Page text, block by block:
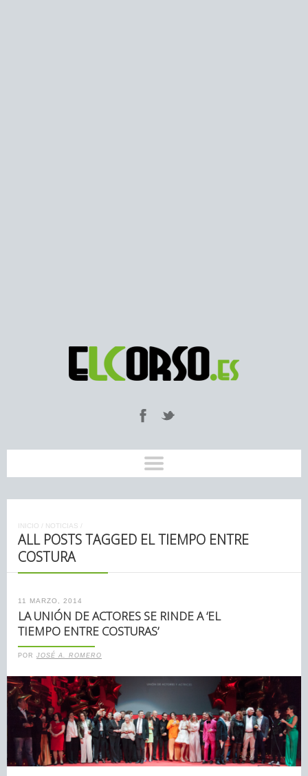
INICIO / NOTICIAS /
ALL POSTS TAGGED EL TIEMPO ENTRE
COSTURA
11 MARZO, 2014
LA UNIÓN DE ACTORES SE RINDE A ‘EL
TIEMPO ENTRE COSTURAS’
POR JOSÉ A. ROMERO